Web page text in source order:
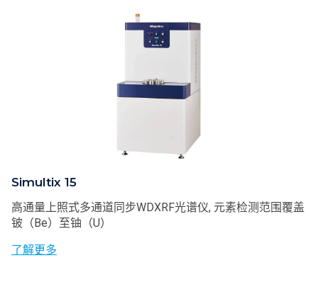
Simultix 15
高通量上照式多通道同步WDXRF光谱仪, 元素检测范围覆盖
铍（Be）至铀（U）
了解更多